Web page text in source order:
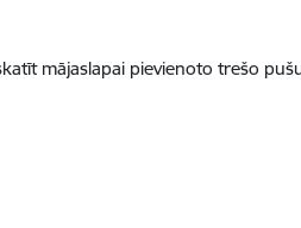
mājaslapai pievienoto trešo